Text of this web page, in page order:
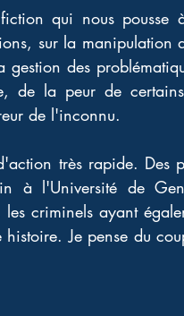
qui nous pousse
sur la
des
de la peur de
de l'inconnu.
très rapide. Des
à l'Université de
criminels ayant
Je pense du